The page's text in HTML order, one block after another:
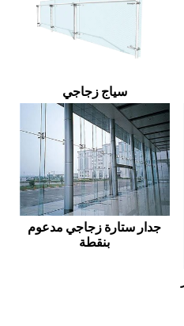
سياج زجاجي
جدار ستارة زجاجي مدعوم
بنقطة